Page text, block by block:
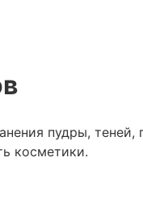
пудры, теней,
косметики.